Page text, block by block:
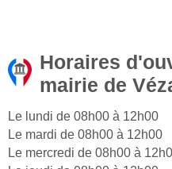
Horaires
mairie de
Le lundi de 08h00 à 12h00
Le mardi de 08h00 à 12h00
Le mercredi de 08h00 à